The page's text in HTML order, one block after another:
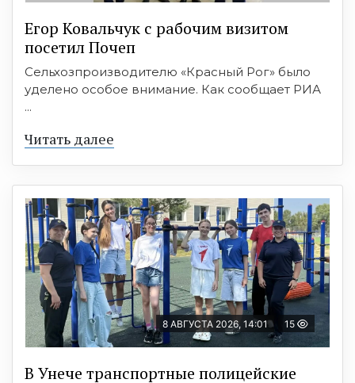
Егор Ковальчук с рабочим визитом
посетил Почеп
Сельхозпроизводителю «Красный Рог» было
уделено особое внимание. Как сообщает РИА
...
Читать далее
8 АВГУСТА 2026, 14:01 15
В Унече транспортные полицейские